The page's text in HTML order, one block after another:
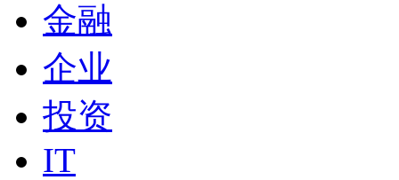
金融
企业
投资
IT